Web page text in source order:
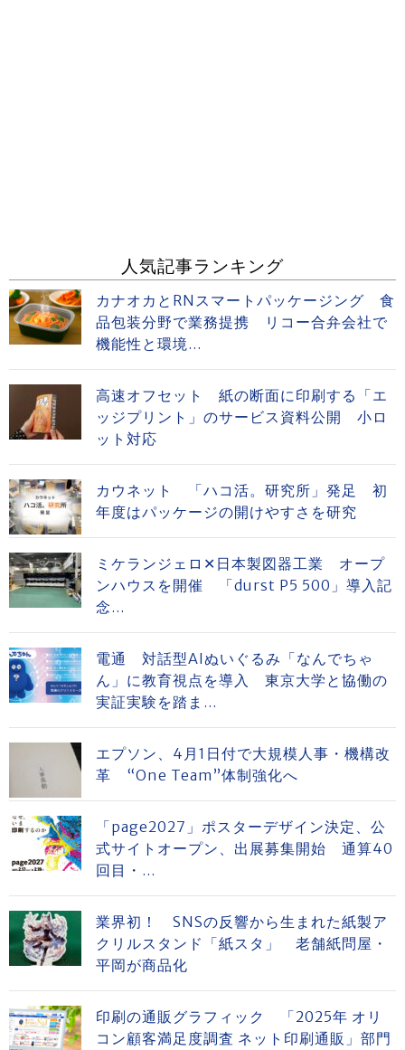
人気記事ランキング
カナオカとRNスマートパッケージング 食
品包装分野で業務提携 リコー合弁会社で
機能性と環境...
高速オフセット 紙の断面に印刷する「エ
ッジプリント」のサービス資料公開 小ロ
ット対応
カウネット 「ハコ活。研究所」発足 初
年度はパッケージの開けやすさを研究
ミケランジェロ✕日本製図器工業 オープ
ンハウスを開催 「durst P5 500」導入記
念...
電通 対話型AIぬいぐるみ「なんでちゃ
ん」に教育視点を導入 東京大学と協働の
実証実験を踏ま...
エプソン、4月1日付で大規模人事・機構改
革 “One Team”体制強化へ
「page2027」ポスターデザイン決定、公
式サイトオープン、出展募集開始 通算40
回目・...
業界初！ SNSの反響から生まれた紙製ア
クリルスタンド「紙スタ」 老舗紙問屋・
平岡が商品化
印刷の通販グラフィック 「2025年 オリ
コン顧客満足度調査 ネット印刷通販」部門